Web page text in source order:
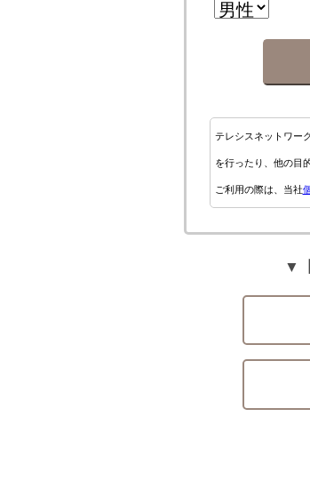
テレシスネットワー
を行ったり、他の目
ご利用の際は、当社
▼